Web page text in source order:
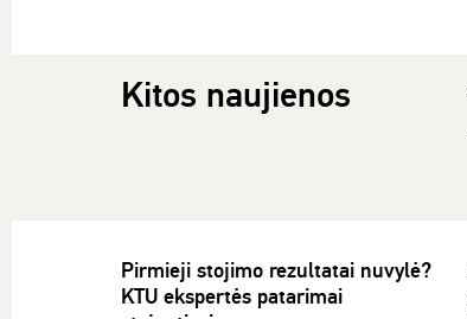
Kitos naujienos
Pirmieji stojimo rezultatai nuvylė?
KTU ekspertės patarimai